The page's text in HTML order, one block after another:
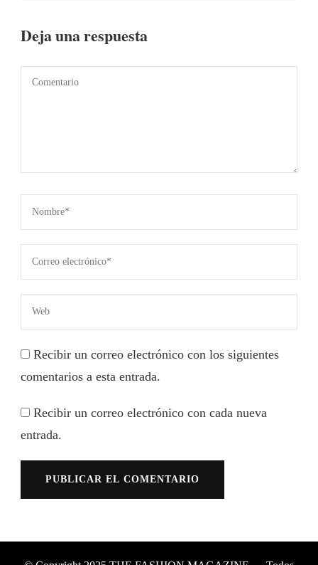
Deja una respuesta
Recibir un correo electrónico con los siguientes
comentarios a esta entrada.
Recibir un correo electrónico con cada nueva
entrada.